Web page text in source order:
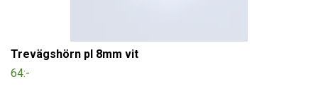
Trevägshörn pl 8mm vit
64:-